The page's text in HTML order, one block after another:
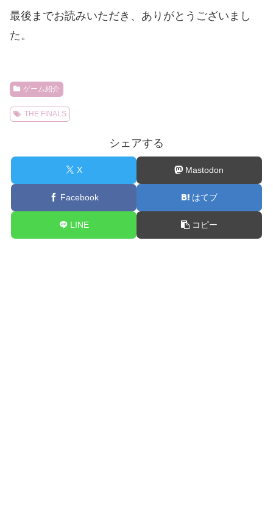
最後までお読みいただき、ありがとうございまし
た。
ゲーム紹介
THE FINALS
シェアする
X Mastodon
Facebook はてブ
LINE コピー